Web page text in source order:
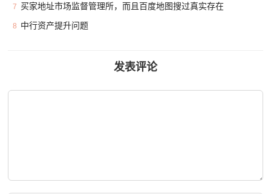
7 买家地址市场监督管理所，而且百度地图搜过真实存在
8 中行资产提升问题
发表评论